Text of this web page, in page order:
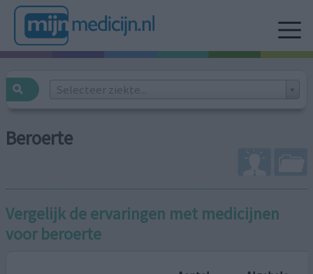
Selecteer ziekte...
Beroerte
Vergelijk de ervaringen met medicijnen
voor beroerte